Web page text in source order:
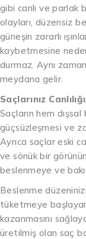
gibi canlı ve parlak
olayları, düzensiz
güneşin zararlı
kaybetmesine
durmaz. Aynı
meydana gelir.
Saçlarınız
Saçların hem
güçsüzleşmesi ve
Ayrıca saçlar eski
ve sönük bir
beslenmeye ve
Beslenme
tüketmeye
kazanmasını
üretilmiş olan saç